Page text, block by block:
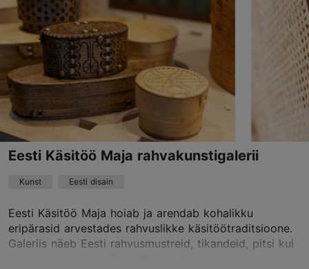
01.01–31.12
E – R 11:00–18:00
L 11:00–15:00
Loe lähemalt
asuurkeraamika@gmail.com
Eesti Käsitöö Maja rahvakunstigalerii
Kunst Eesti disain
Eesti Käsitöö Maja hoiab ja arendab kohalikku
eripärasid arvestades rahvuslikke käsitöötraditsioone.
Galeriis näeb Eesti rahvusmustreid, tikandeid, pitsi kui